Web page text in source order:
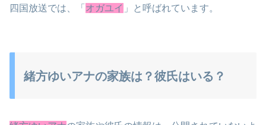
四国放送では、「 オガユイ 」と呼ばれています。
緒方ゆいアナの家族は？彼氏はいる？